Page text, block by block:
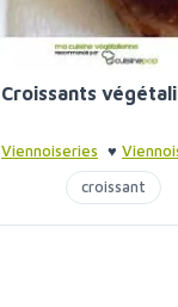
Croissants
Viennoiseries ♥
croissant